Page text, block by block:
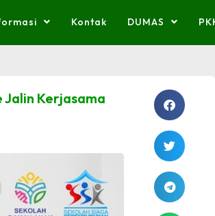
Kontak DUMAS
Jalin Kerjasama